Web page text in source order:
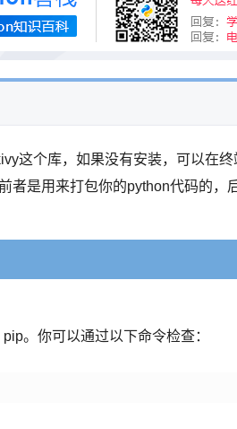
这个库，如果没有安装，可以在
者是用来打包你的python代码的，
。你可以通过以下命令检查：